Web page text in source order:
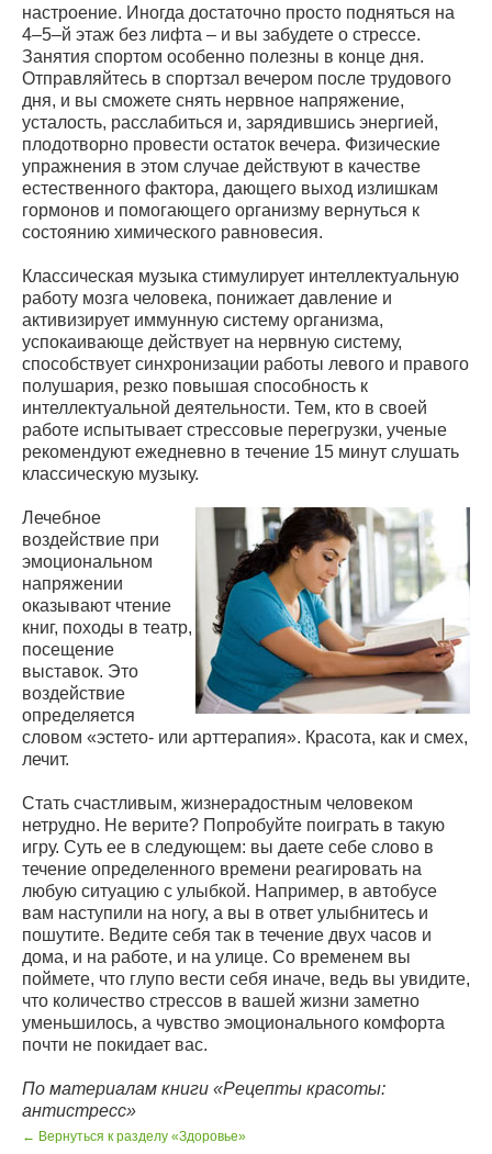
настроение. Иногда достаточно просто подняться на
4–5–й этаж без лифта – и вы забудете о стрессе.
Занятия спортом особенно полезны в конце дня.
Отправляйтесь в спортзал вечером после трудового
дня, и вы сможете снять нервное напряжение,
усталость, расслабиться и, зарядившись энергией,
плодотворно провести остаток вечера. Физические
упражнения в этом случае действуют в качестве
естественного фактора, дающего выход излишкам
гормонов и помогающего организму вернуться к
состоянию химического равновесия.
Классическая музыка стимулирует интеллектуальную
работу мозга человека, понижает давление и
активизирует иммунную систему организма,
успокаивающе действует на нервную систему,
способствует синхронизации работы левого и правого
полушария, резко повышая способность к
интеллектуальной деятельности. Тем, кто в своей
работе испытывает стрессовые перегрузки, ученые
рекомендуют ежедневно в течение 15 минут слушать
классическую музыку.
Лечебное
воздействие при
эмоциональном
напряжении
оказывают чтение
книг, походы в театр,
посещение
выставок. Это
воздействие
определяется
словом «эстето- или арттерапия». Красота, как и смех,
лечит.
Стать счастливым, жизнерадостным человеком
нетрудно. Не верите? Попробуйте поиграть в такую
игру. Суть ее в следующем: вы даете себе слово в
течение определенного времени реагировать на
любую ситуацию с улыбкой. Например, в автобусе
вам наступили на ногу, а вы в ответ улыбнитесь и
пошутите. Ведите себя так в течение двух часов и
дома, и на работе, и на улице. Со временем вы
поймете, что глупо вести себя иначе, ведь вы увидите,
что количество стрессов в вашей жизни заметно
уменьшилось, а чувство эмоционального комфорта
почти не покидает вас.
По материалам книги «Рецепты красоты:
антистресс»
← Вернуться к разделу «Здоровье»